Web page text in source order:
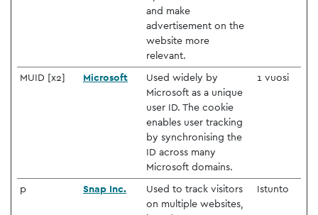
and make
advertisement on the
website more
relevant.
MUID [x2] Microsoft
Used widely by
Microsoft as a unique
user ID. The cookie
enables user tracking
by synchronising the
ID across many
Microsoft domains.
1 vuosi
p Snap Inc.
Used to track visitors
on multiple websites,
Istunto